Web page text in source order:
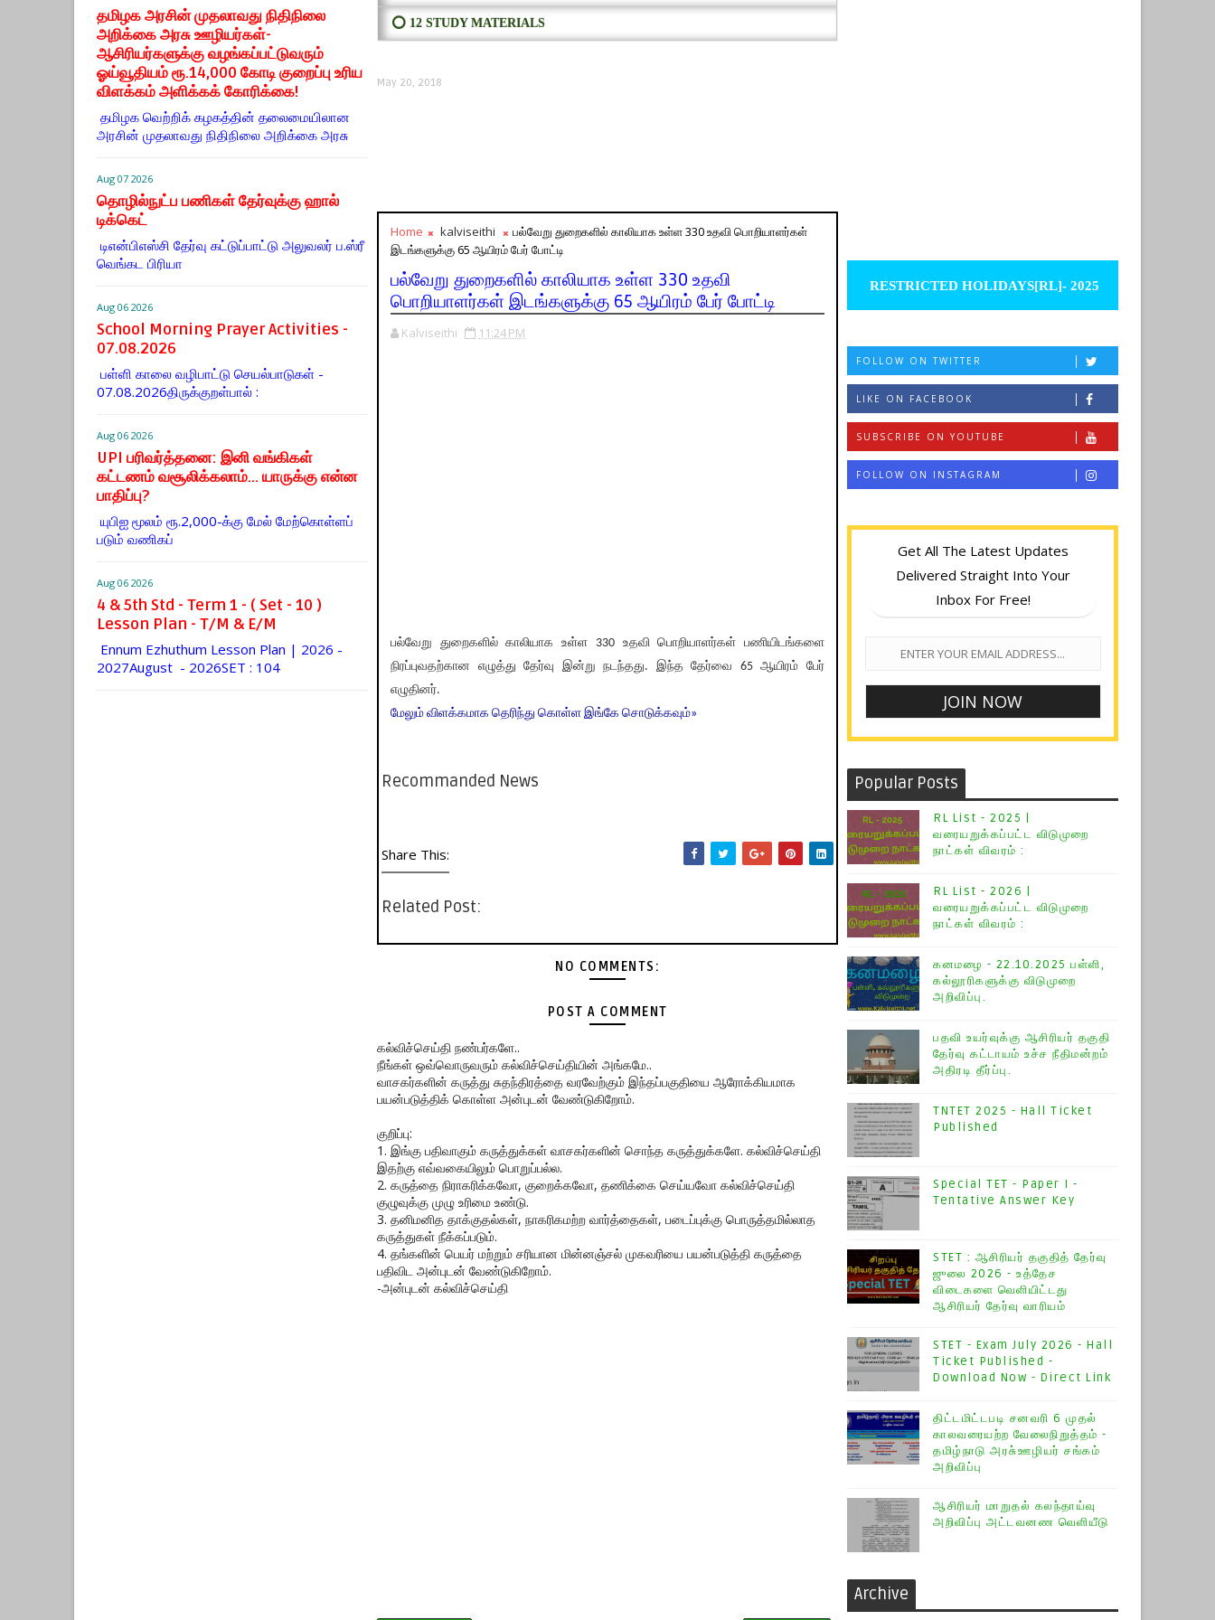
தமிழக அரசின் முதலாவது நிதிநிலை
அறிக்கை அரசு ஊழியர்கள்-
ஆசிரியர்களுக்கு வழங்கப்பட்டுவரும்
ஓய்வூதியம் ரூ.14,000 கோடி குறைப்பு உரிய
விளக்கம் அளிக்கக் கோரிக்கை!
தமிழக வெற்றிக் கழகத்தின் தலைமையிலான
அரசின் முதலாவது நிதிநிலை அறிக்கை அரசு
Aug 07 2026
தொழில்நுட்ப பணிகள் தேர்வுக்கு ஹால் ​
டிக்கெட்
டிஎன்​பிஎஸ்சி தேர்வு கட்​டுப்​பாட்டு அலு​வலர் ப.ஸ்ரீ
வெங்கட பிரியா
Aug 06 2026
School Morning Prayer Activities -
07.08.2026
பள்ளி காலை வழிபாட்டு செயல்பாடுகள் -
07.08.2026திருக்குறள்பால் :
Aug 06 2026
UPI பரிவர்த்தனை: இனி வங்கிகள்
கட்டணம் வசூலிக்கலாம்... யாருக்கு என்ன
பாதிப்பு?
யுபிஐ மூலம் ரூ.2,000-க்கு மேல் மேற்​கொள்​ளப்​
படும் வணி​கப்
Aug 06 2026
4 & 5th Std - Term 1 - ( Set - 10 )
Lesson Plan - T/M & E/M
Ennum Ezhuthum Lesson Plan | 2026 -
2027August - 2026SET : 104
⭕ 12 STUDY MATERIALS
May 20, 2018
Home kalviseithi
பல்வேறு துறைகளில் காலியாக உள்ள 330 உதவி பொறியாளர்கள்
இடங்களுக்கு 65 ஆயிரம் பேர் போட்டி
பல்வேறு துறைகளில் காலியாக உள்ள 330 உதவி
பொறியாளர்கள் இடங்களுக்கு 65 ஆயிரம் பேர் போட்டி
Kalviseithi 11:24 PM
பல்வேறு துறைகளில் காலியாக உள்ள 330 உதவி பொறியாளர்கள் பணியிடங்களை
நிரப்புவதற்கான எழுத்து தேர்வு இன்று நடந்தது. இந்த தேர்வை 65 ஆயிரம் பேர்
எழுதினர்.
மேலும் விளக்கமாக தெரிந்து கொள்ள இங்கே சொடுக்கவும்»
Recommanded News
Share This:
Related Post:
NO COMMENTS:
POST A COMMENT
கல்விச்செய்தி நண்பர்களே..
நீங்கள் ஒவ்வொருவரும் கல்விச்செய்தியின் அங்கமே..
வாசகர்களின் கருத்து சுதந்திரத்தை வரவேற்கும் இந்தப்பகுதியை ஆரோக்கியமாக
பயன்படுத்திக் கொள்ள அன்புடன் வேண்டுகிறோம்.
குறிப்பு:
1. இங்கு பதிவாகும் கருத்துக்கள் வாசகர்களின் சொந்த கருத்துக்களே. கல்விச்செய்தி
இதற்கு எவ்வகையிலும் பொறுப்பல்ல.
2. கருத்தை நிராகரிக்கவோ, குறைக்கவோ, தணிக்கை செய்யவோ கல்விச்செய்தி
குழுவுக்கு முழு உரிமை உண்டு.
3. தனிமனித தாக்குதல்கள், நாகரிகமற்ற வார்த்தைகள், படைப்புக்கு பொருத்தமில்லாத
கருத்துகள் நீக்கப்படும்.
4. தங்களின் பெயர் மற்றும் சரியான மின்னஞ்சல் முகவரியை பயன்படுத்தி கருத்தை
பதிவிட அன்புடன் வேண்டுகிறோம்.
-அன்புடன் கல்விச்செய்தி
RESTRICTED HOLIDAYS[RL]- 2025
FOLLOW ON TWITTER
LIKE ON FACEBOOK
SUBSCRIBE ON YOUTUBE
FOLLOW ON INSTAGRAM
Get All The Latest Updates
Delivered Straight Into Your
Inbox For Free!
Popular Posts
RL List - 2025 |
வரையறுக்கப்பட்ட விடுமுறை
நாட்கள் விவரம் :
RL List - 2026 |
வரையறுக்கப்பட்ட விடுமுறை
நாட்கள் விவரம் :
கனமழை - 22.10.2025 பள்ளி,
கல்லூரிகளுக்கு விடுமுறை
அறிவிப்பு.
பதவி உயர்வுக்கு ஆசிரியர் தகுதி
தேர்வு கட்டாயம் உச்ச நீதிமன்றம்
அதிரடி தீர்ப்பு.
TNTET 2025 - Hall Ticket
Published
Special TET - Paper I -
Tentative Answer Key
STET : ஆசிரியர் தகுதித் தேர்வு
ஜுலை 2026 - உத்தேச
விடைகளை வெளியிட்டது
ஆசிரியர் தேர்வு வாரியம்
STET - Exam July 2026 - Hall
Ticket Published -
Download Now - Direct Link
திட்டமிட்டபடி சனவரி 6 முதல்
காலவரையற்ற வேலைநிறுத்தம் -
தமிழ்நாடு அரசு்ஊழியர் சங்கம்
அறிவிப்பு
ஆசிரியர் மாறுதல் கலந்தாய்வு
அறிவிப்பு அட்டவனண வெளியீடு
Archive